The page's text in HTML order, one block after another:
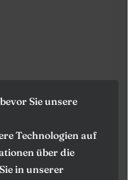
10.00 – 13.00 Uhr
Sie unsere
Technologien auf
über die
in unserer